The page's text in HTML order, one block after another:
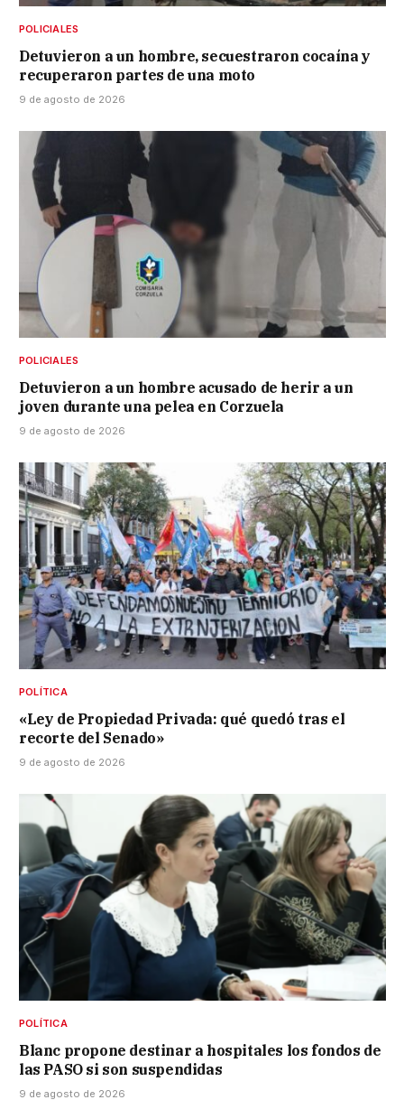
POLICIALES
Detuvieron a un hombre, secuestraron cocaína y
recuperaron partes de una moto
9 de agosto de 2026
POLICIALES
Detuvieron a un hombre acusado de herir a un
joven durante una pelea en Corzuela
9 de agosto de 2026
POLÍTICA
«Ley de Propiedad Privada: qué quedó tras el
recorte del Senado»
9 de agosto de 2026
POLÍTICA
Blanc propone destinar a hospitales los fondos de
las PASO si son suspendidas
9 de agosto de 2026